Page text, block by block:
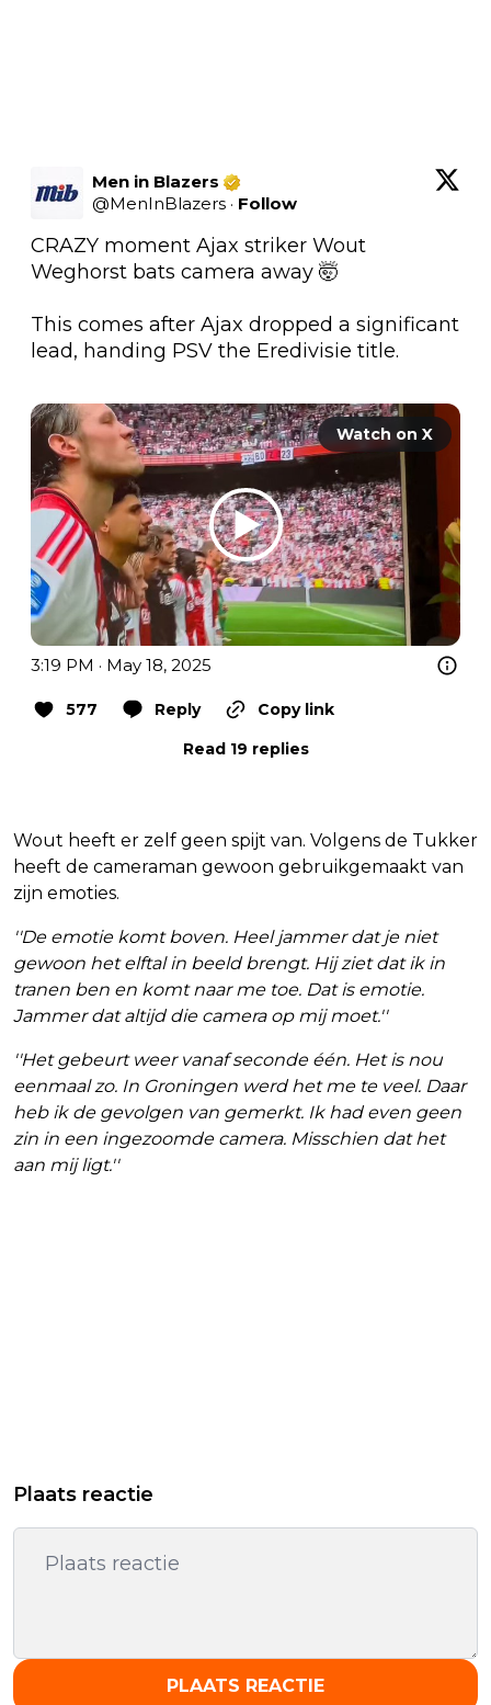
Men in Blazers
@MenInBlazers · Follow
CRAZY moment Ajax striker Wout
Weghorst bats camera away 🤯
This comes after Ajax dropped a significant
lead, handing PSV the Eredivisie title.
Watch on X
3:19 PM · May 18, 2025
577 Reply
Copy link
Read 19 replies
Wout heeft er zelf geen spijt van. Volgens de Tukker
heeft de cameraman gewoon gebruikgemaakt van
zijn emoties.
''De emotie komt boven. Heel jammer dat je niet
gewoon het elftal in beeld brengt. Hij ziet dat ik in
tranen ben en komt naar me toe. Dat is emotie.
Jammer dat altijd die camera op mij moet.''
''Het gebeurt weer vanaf seconde één. Het is nou
eenmaal zo. In Groningen werd het me te veel. Daar
heb ik de gevolgen van gemerkt. Ik had even geen
zin in een ingezoomde camera. Misschien dat het
aan mij ligt.''
Plaats reactie
PLAATS REACTIE